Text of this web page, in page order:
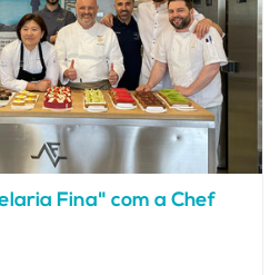
Fina" com a Chef